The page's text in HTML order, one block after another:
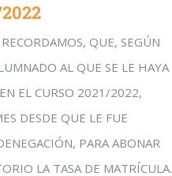
QUE, SEGÚN
AL QUE SE LE HAYA
EL CURSO 2021/2022,
DESDE QUE LE FUE
PARA ABONAR
LA TASA DE MATRÍCULA.